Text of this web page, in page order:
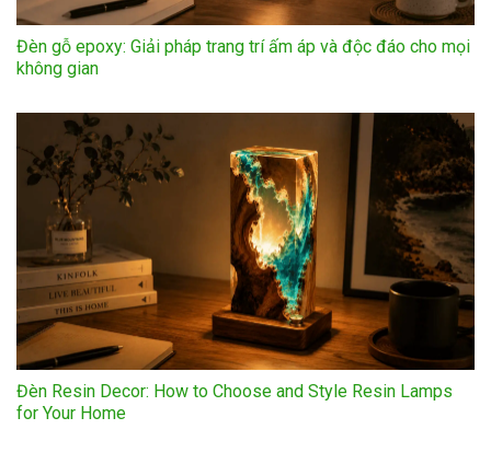
Đèn gỗ epoxy: Giải pháp trang trí ấm áp và độc đáo cho mọi
không gian
Đèn Resin Decor: How to Choose and Style Resin Lamps
for Your Home